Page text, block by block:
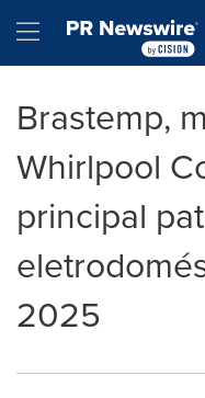
Hamburger menu
Brastemp,
Whirlpool
principal
2025